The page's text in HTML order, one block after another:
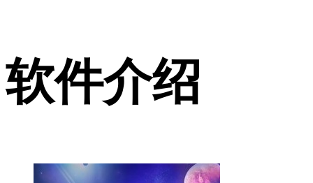
软件介绍